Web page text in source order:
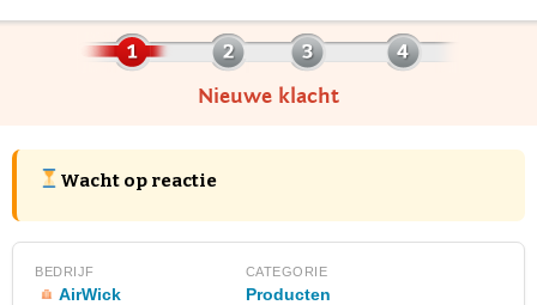
Nieuwe klacht
Wacht op reactie
BEDRIJF
AirWick
CATEGORIE
Producten